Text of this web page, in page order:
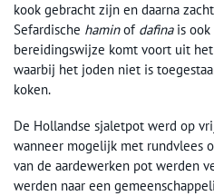
kook gebracht zijn en daarna
Sefardische haminof dafinais ook
bereidingswijze komt voort uit
waarbij het joden niet is
koken.
De Hollandse sjaletpot werd op
wanneer mogelijk met rundvlees
van de aardewerken pot werden
werden naar een